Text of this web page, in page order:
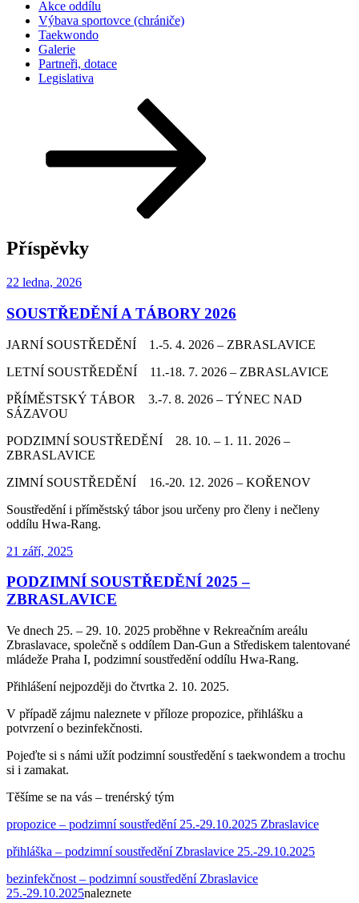
Akce oddílu
Výbava sportovce (chrániče)
Taekwondo
Galerie
Partneři, dotace
Legislativa
Příspěvky
Publikováno
22 ledna, 2026
SOUSTŘEDĚNÍ A TÁBORY 2026
JARNÍ SOUSTŘEDĚNÍ 1.-5. 4. 2026 – ZBRASLAVICE
LETNÍ SOUSTŘEDĚNÍ 11.-18. 7. 2026 – ZBRASLAVICE
PŘÍMĚSTSKÝ TÁBOR 3.-7. 8. 2026 – TÝNEC NAD
SÁZAVOU
PODZIMNÍ SOUSTŘEDĚNÍ 28. 10. – 1. 11. 2026 –
ZBRASLAVICE
ZIMNÍ SOUSTŘEDĚNÍ 16.-20. 12. 2026 – KOŘENOV
Soustředění i příměstský tábor jsou určeny pro členy i nečleny
oddílu Hwa-Rang.
Publikováno
21 září, 2025
PODZIMNÍ SOUSTŘEDĚNÍ 2025 –
ZBRASLAVICE
Ve dnech 25. – 29. 10. 2025 proběhne v Rekreačním areálu
Zbraslavace, společně s oddílem Dan-Gun a Střediskem talentované
mládeže Praha I, podzimní soustředění oddílu Hwa-Rang.
Přihlášení nejpozději do čtvrtka 2. 10. 2025.
V případě zájmu naleznete v příloze propozice, přihlášku a
potvrzení o bezinfekčnosti.
Pojeďte si s námi užít podzimní soustředění s taekwondem a trochu
si i zamakat.
Těšíme se na vás – trenérský tým
propozice – podzimní soustředění 25.-29.10.2025 Zbraslavice
přihláška – podzimní soustředění Zbraslavice 25.-29.10.2025
bezinfekčnost – podzimní soustředění Zbraslavice
25.-29.10.2025naleznete